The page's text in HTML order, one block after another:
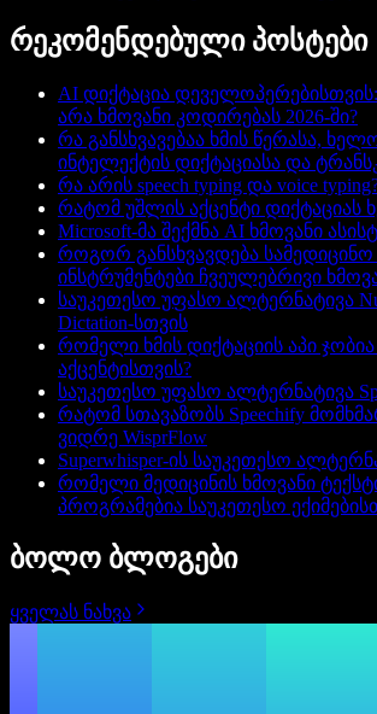
რეკომენდებული პოსტები
AI დიქტაცია
არა ხმოვანი კოდირებას 2026-ში?
რა განსხვავებაა ხმის წერასა,
ინტელექტის დიქტაციასა და
რა არის speech typing და voice
რატომ უშლის აქცენტი დიქტაციას
Microsoft-მა შექმნა AI ხმოვანი
როგორ განსხვავდება სამედიცინო
ინსტრუმენტები ჩვეულებრივი
საუკეთესო უფასო ალტერნატივა
Dictation-სთვის
რომელი ხმის დიქტაციის აპი
აქცენტისთვის?
საუკეთესო უფასო ალტერნატივა
რატომ სთავაზობს Speechify
ვიდრე WisprFlow
Superwhisper-ის საუკეთესო
რომელი მედიცინის ხმოვანი
პროგრამებია საუკეთესო
ბოლო ბლოგები
ყველას ნახვა